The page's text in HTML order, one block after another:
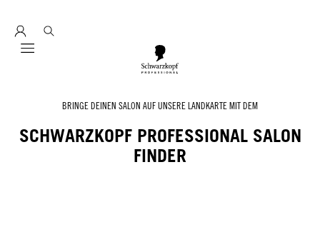
Mobile navigation
BRINGE DEINEN SALON AUF UNSERE LANDKARTE MIT DEM
SCHWARZKOPF PROFESSIONAL SALON
FINDER